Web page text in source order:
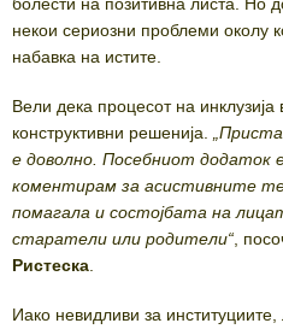
некои сериозни проблеми околу
набавка на истите.
Вели дека процесот на
конструктивни решенија.
е доволно. Посебниот додаток
коментирам за асистивните
помагала и состојбата на
старатели или родители“ ,
Ристеска
Иако невидливи за